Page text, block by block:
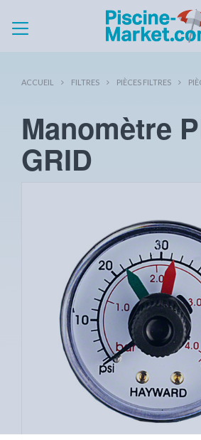
ACCUEIL FILTRES PIÈCES FILTRES
Manomètre
GRID